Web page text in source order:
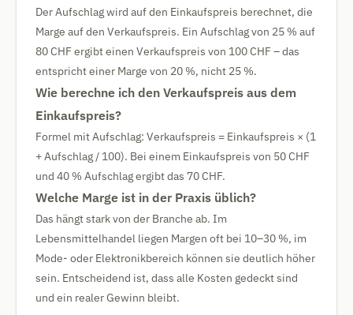
Der Aufschlag wird auf den Einkaufspreis berechnet, die
Marge auf den Verkaufspreis. Ein Aufschlag von 25 % auf
80 CHF ergibt einen Verkaufspreis von 100 CHF – das
entspricht einer Marge von 20 %, nicht 25 %.
Wie berechne ich den Verkaufspreis aus dem
Einkaufspreis?
Formel mit Aufschlag: Verkaufspreis = Einkaufspreis × (1
+ Aufschlag / 100). Bei einem Einkaufspreis von 50 CHF
und 40 % Aufschlag ergibt das 70 CHF.
Welche Marge ist in der Praxis üblich?
Das hängt stark von der Branche ab. Im
Lebensmittelhandel liegen Margen oft bei 10–30 %, im
Mode- oder Elektronikbereich können sie deutlich höher
sein. Entscheidend ist, dass alle Kosten gedeckt sind
und ein realer Gewinn bleibt.